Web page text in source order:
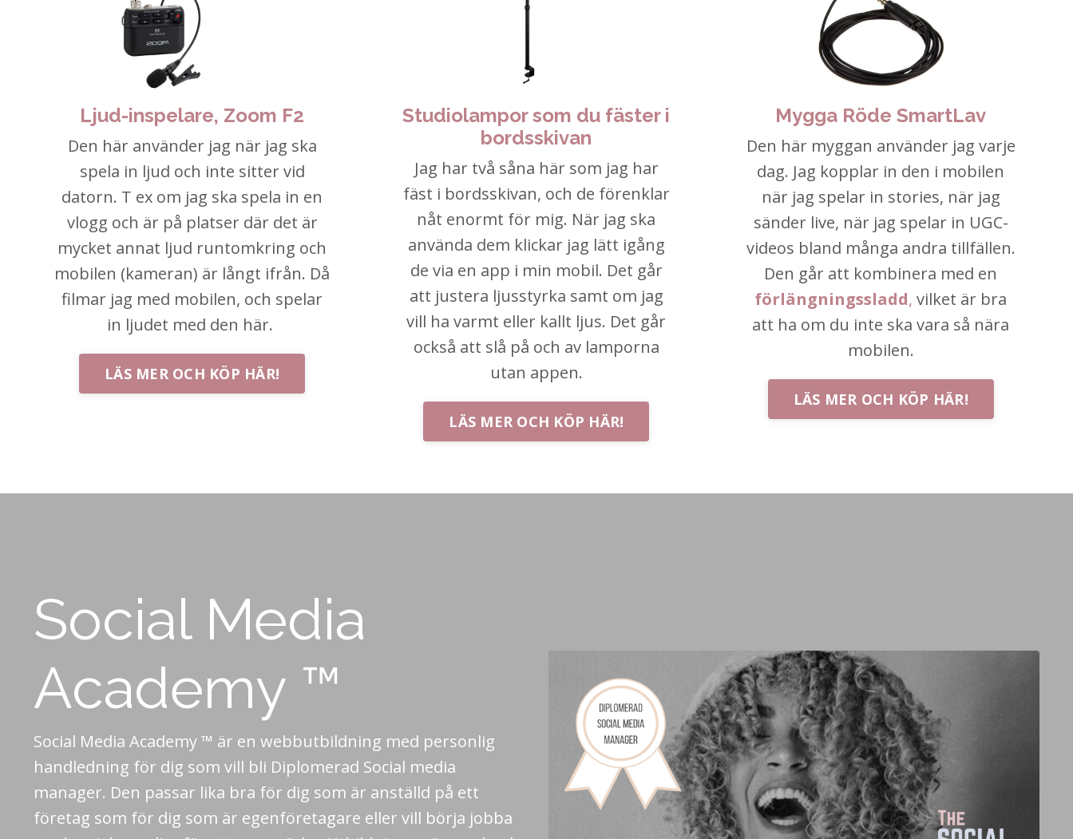
Ljud-inspelare, Zoom F2
Den här använder jag när jag ska
spela in ljud och inte sitter vid
datorn. T ex om jag ska spela in en
vlogg och är på platser där det är
mycket annat ljud runtomkring och
mobilen (kameran) är långt ifrån. Då
filmar jag med mobilen, och spelar
in ljudet med den här.
LÄS MER OCH KÖP HÄR!
Studiolampor som du fäster i
bordsskivan
Jag har två såna här som jag har
fäst i bordsskivan, och de förenklar
nåt enormt för mig. När jag ska
använda dem klickar jag lätt igång
de via en app i min mobil. Det går
att justera ljusstyrka samt om jag
vill ha varmt eller kallt ljus. Det går
också att slå på och av lamporna
utan appen.
LÄS MER OCH KÖP HÄR!
Mygga Röde SmartLav
Den här myggan använder jag varje
dag. Jag kopplar in den i mobilen
när jag spelar in stories, när jag
sänder live, när jag spelar in UGC-
videos bland många andra tillfällen.
Den går att kombinera med en
förlängningssladd, vilket är bra
att ha om du inte ska vara så nära
mobilen.
LÄS MER OCH KÖP HÄR!
Social Media
Academy ™
Social Media Academy ™ är en webbutbildning med personlig
handledning för dig som vill bli Diplomerad Social media
manager. Den passar lika bra för dig som är anställd på ett
företag som för dig som är egenföretagare eller vill börja jobba